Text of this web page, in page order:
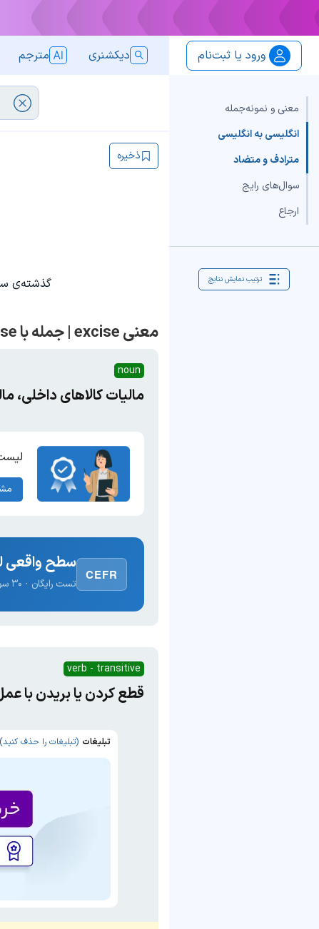
ورود یا ثبت‌نام دیکشنری مترجم
معنی و نمونه‌جمله
انگلیسی به انگلیسی
مترادف و متضاد
سوال‌های رایج
ارجاع
ترتیب نمایش نتایج
ذخیره
گذشته‌ی
معنی excise | جمله با excise
noun
مالیات کالاهای داخلی،
CEFR
سطح واقعی
تست رایگان · ۳۰ سوال · نتیجه فوری
verb - transitive
قطع کردن یا بریدن با
تبلیغات (تبلیغات را حذف کنید)